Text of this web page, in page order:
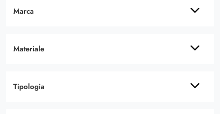
Marca
Materiale
Tipologia